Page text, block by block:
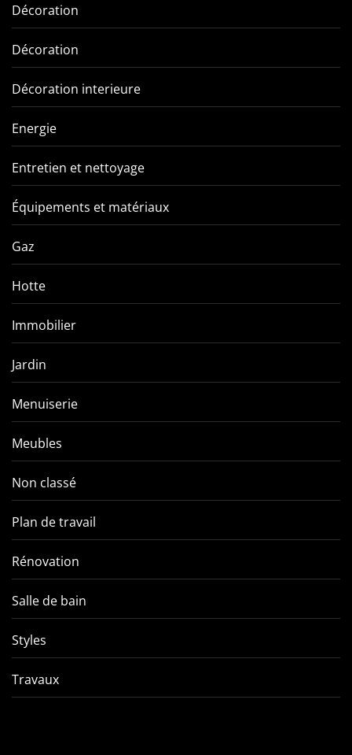
Décoration
Décoration
Décoration interieure
Energie
Entretien et nettoyage
Équipements et matériaux
Gaz
Hotte
Immobilier
Jardin
Menuiserie
Meubles
Non classé
Plan de travail
Rénovation
Salle de bain
Styles
Travaux